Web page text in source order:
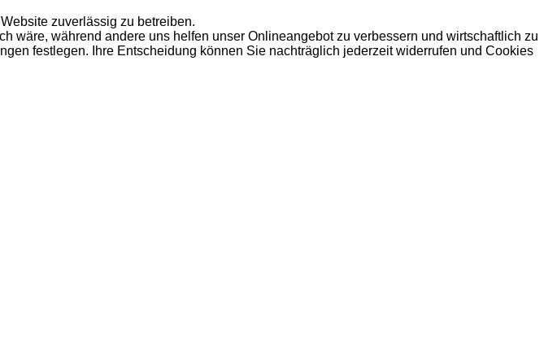
zuverlässig zu betreiben.
wäre, während andere uns helfen unser Onlineangebot zu verbessern und wirtschaftlich zu
festlegen. Ihre Entscheidung können Sie nachträglich jederzeit widerrufen und Cookies